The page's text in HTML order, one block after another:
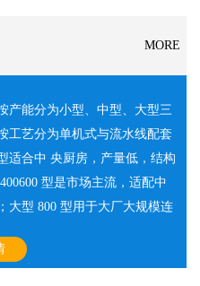
备上门指导安装调试，定期检
MORE
产能分为小型、中型、大型三
工艺分为单机式与流水线配套
适合中 央厨房，产量低，结构
型是市场主流，适配中
大型 800 型用于大厂大规模连
，后者带振动筛分，能过滤粉